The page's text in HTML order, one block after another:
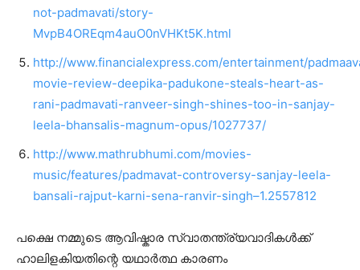
not-padmavati/story-
MvpB4OREqm4auO0nVHKt5K.html
http://www.financialexpress.com/entertainment/
movie-review-deepika-padukone-steals-heart-as-
rani-padmavati-ranveer-singh-shines-too-in-sanjay-
leela-bhansalis-magnum-opus/1027737/
http://www.mathrubhumi.com/movies-
music/features/padmavat-controversy-sanjay-leela-
bansali-rajput-karni-sena-ranvir-singh–1.2557812
പക്ഷെ നമ്മുടെ ആവിഷ്കാര സ്വാതന്ത്ര്യവാദികൾക്ക്
ഹാലിളകിയതിന്റെ യഥാർത്ഥ കാരണം